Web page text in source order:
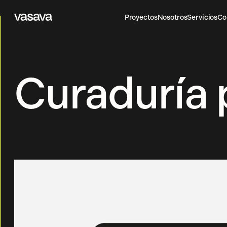
ProyectosNosotrosServicios
Curaduría